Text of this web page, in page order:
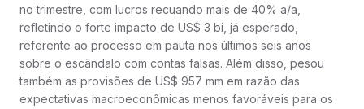
no trimestre, com lucros recuando mais de 40% a/a,
refletindo o forte impacto de US$ 3 bi, já esperado,
referente ao processo em pauta nos últimos seis anos
sobre o escândalo com contas falsas. Além disso, pesou
também as provisões de US$ 957 mm em razão das
expectativas macroeconômicas menos favoráveis para os